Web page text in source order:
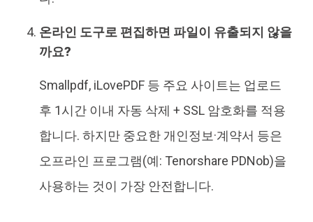
온라인 도구로 편집하면 파일이 유출되지 않을
까요?
Smallpdf, iLovePDF 등 주요 사이트는 업로드
후 1시간 이내 자동 삭제 + SSL 암호화를 적용
합니다. 하지만 중요한 개인정보·계약서 등은
오프라인 프로그램(예: Tenorshare PDNob)을
사용하는 것이 가장 안전합니다.